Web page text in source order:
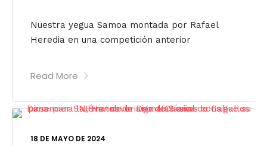
Nuestra yegua Samoa montada por Rafael
Heredia en una competición anterior
Read More
18 DE MAYO DE 2024